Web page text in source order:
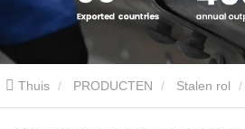
Thuis PRODUCTEN Stalen rol